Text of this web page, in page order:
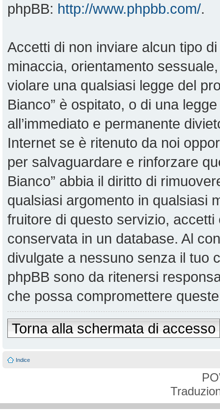
phpBB: http://www.phpbb.com/.
Accetti di non inviare alcun tipo
minaccia, orientamento
violare una qualsiasi legge del
Bianco” è ospitato, o di una
all’immediato e permanente
Internet se è ritenuto da noi
per salvaguardare e rinforzare
Bianco” abbia il diritto di
qualsiasi argomento in qualsiasi
fruitore di questo servizio,
conservata in un database. Al
divulgate a nessuno senza il tuo
phpBB sono da ritenersi
che possa compromettere
Torna alla schermata di accesso
Indice